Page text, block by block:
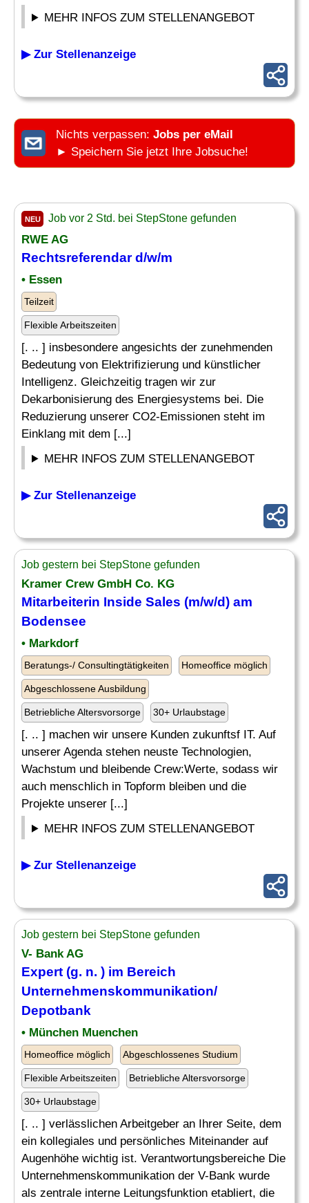
MEHR INFOS ZUM STELLENANGEBOT
▶ Zur Stellenanzeige
Nichts verpassen: Jobs per eMail
► Speichern Sie jetzt Ihre Jobsuche!
NEU Job vor 2 Std. bei StepStone gefunden
RWE AG
Rechtsreferendar d/w/m
• Essen
Teilzeit
Flexible Arbeitszeiten
[. .. ] insbesondere angesichts der zunehmenden
Bedeutung von Elektrifizierung und künstlicher
Intelligenz. Gleichzeitig tragen wir zur
Dekarbonisierung des Energiesystems bei. Die
Reduzierung unserer CO2-Emissionen steht im
Einklang mit dem [...]
MEHR INFOS ZUM STELLENANGEBOT
▶ Zur Stellenanzeige
Job gestern bei StepStone gefunden
Kramer Crew GmbH Co. KG
Mitarbeiterin Inside Sales (m/w/d) am
Bodensee
• Markdorf
Beratungs-/ Consultingtätigkeiten Homeoffice möglich
Abgeschlossene Ausbildung
Betriebliche Altersvorsorge 30+ Urlaubstage
[. .. ] machen wir unsere Kunden zukunftsf IT. Auf
unserer Agenda stehen neuste Technologien,
Wachstum und bleibende Crew:Werte, sodass wir
auch menschlich in Topform bleiben und die
Projekte unserer [...]
MEHR INFOS ZUM STELLENANGEBOT
▶ Zur Stellenanzeige
Job gestern bei StepStone gefunden
V- Bank AG
Expert (g. n. ) im Bereich
Unternehmenskommunikation/
Depotbank
• München Muenchen
Homeoffice möglich Abgeschlossenes Studium
Flexible Arbeitszeiten Betriebliche Altersvorsorge
30+ Urlaubstage
[. .. ] verlässlichen Arbeitgeber an Ihrer Seite, dem
ein kollegiales und persönliches Miteinander auf
Augenhöhe wichtig ist. Verantwortungsbereiche Die
Unternehmenskommunikation der V-Bank wurde
als zentrale interne Leitungsfunktion etabliert, die